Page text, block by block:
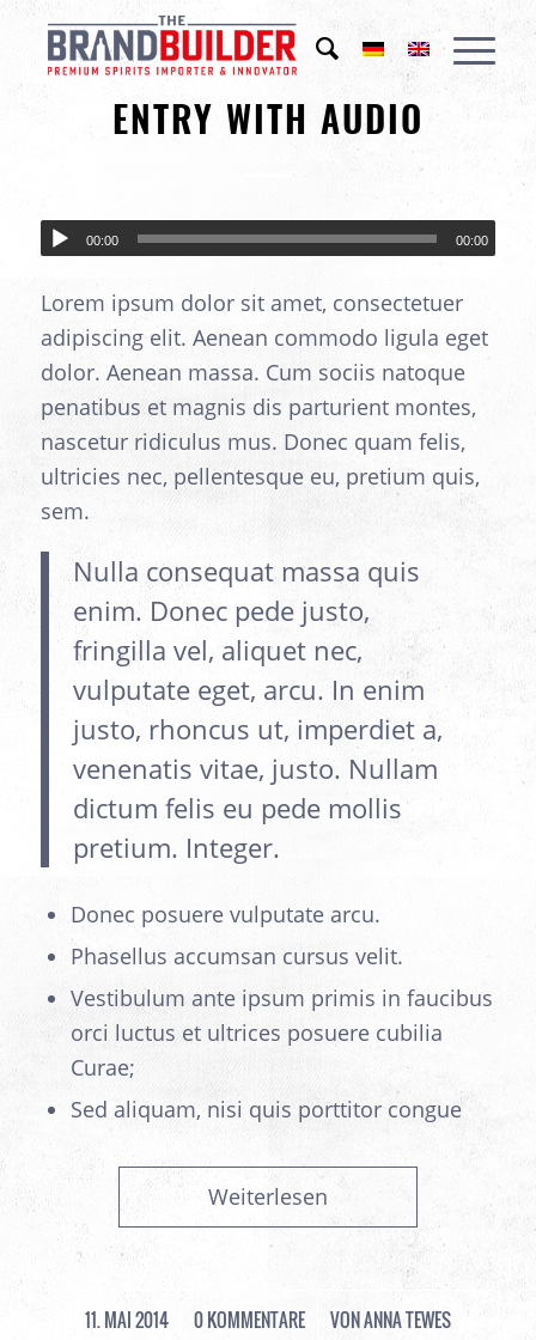
NEWS,PERSONAL
ENTRY WITH AUDIO
00:00 00:00
Lorem ipsum dolor sit amet, consectetuer
adipiscing elit. Aenean commodo ligula eget
dolor. Aenean massa. Cum sociis natoque
penatibus et magnis dis parturient montes,
nascetur ridiculus mus. Donec quam felis,
ultricies nec, pellentesque eu, pretium quis,
sem.
Nulla consequat massa quis
enim. Donec pede justo,
fringilla vel, aliquet nec,
vulputate eget, arcu. In enim
justo, rhoncus ut, imperdiet a,
venenatis vitae, justo. Nullam
dictum felis eu pede mollis
pretium. Integer.
Donec posuere vulputate arcu.
Phasellus accumsan cursus velit.
Vestibulum ante ipsum primis in faucibus
orci luctus et ultrices posuere cubilia
Curae;
Sed aliquam, nisi quis porttitor congue
Weiterlesen
11. MAI 2014
/ 0 KOMMENTARE
/ VON ANNA TEWES